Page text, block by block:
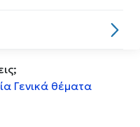
Γενικά θέματα